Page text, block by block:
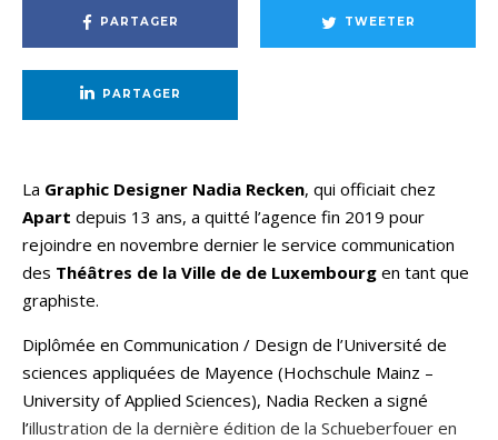
PARTAGER TWEETER
PARTAGER
La Graphic Designer Nadia Recken, qui officiait chez
Apart depuis 13 ans, a quitté l’agence fin 2019 pour
rejoindre en novembre dernier le service communication
des Théâtres de la Ville de de Luxembourg en tant que
graphiste.
Diplômée en Communication / Design de l’Université de
sciences appliquées de Mayence (Hochschule Mainz –
University of Applied Sciences), Nadia Recken a signé
l’illustration de la dernière édition de la Schueberfouer en